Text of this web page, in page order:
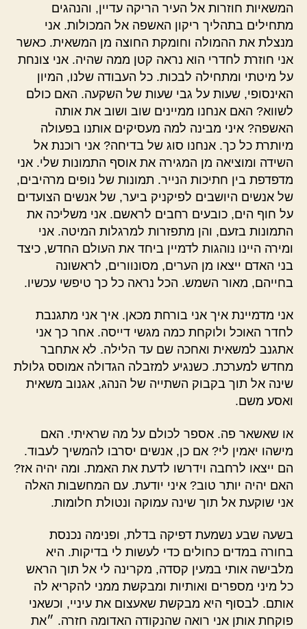
המשאיות חוזרות אל העיר הריקה עדיין, והנהגים
מתחילים בתהליך ריקון האשפה אל המכולות. אני
מנצלת את ההמולה וחומקת החוצה מן המשאית. כאשר
אני חוזרת לחדרי הוא נראה קטן ממה שהיה. אני צונחת
על מיטתי ומתחילה לבכות. כל העבודה שלנו, המיון
האינסופי, שעות על גבי שעות של השקעה. האם כולם
לשווא? האם אנחנו ממיינים שוב ושוב את אותה
האשפה? איני מבינה למה מעסיקים אותנו בפעולה
מיותרת כל כך. אנחנו סוג של בדיחה? אני רוכנת אל
השידה ומוציאה מן המגירה את אוסף התמונות שלי. אני
מדפדפת בין חתיכות הנייר. תמונות של נופים מרהיבים,
של אנשים היושבים לפיקניק ביער, של אנשים הצועדים
על חוף הים, כובעים רחבים לראשם. אני משליכה את
התמונות בזעם, והן מתפזרות למרגלות המיטה. אני
ומירה היינו נוהגות לדמיין ביחד את העולם החדש, כיצד
בני האדם ייצאו מן הערים, מסונוורים, לראשונה
בחייהם, מאור השמש. הכל נראה כל כך טיפשי עכשיו.
אני מדמיינת איך אני בורחת מכאן. איך אני מתגנבת
לחדר האוכל ולוקחת כמה מגשי דייסה. אחר כך אני
אתגנב למשאית ואחכה שם עד הלילה. לא אתחבר
מחדש למערכת. כשנגיע למזבלה הגדולה אמוסס גלולת
שינה אל תוך בקבוק השתייה של הנהג, אגנוב משאית
ואסע משם.
או שאשאר פה. אספר לכולם על מה שראיתי. האם
מישהו יאמין לי? אם כן, אנשים יסרבו להמשיך לעבוד.
הם ייצאו לרחבה וידרשו לדעת את האמת. ומה יהיה אז?
האם יהיה יותר טוב? איני יודעת. עם המחשבות האלה
אני שוקעת אל תוך שינה עמוקה ונטולת חלומות.
בשעה שבע נשמעת דפיקה בדלת, ופנימה נכנסת
בחורה במדים כחולים כדי לעשות לי בדיקות. היא
מלבישה אותי במעין קסדה, מקרינה לי אל תוך הראש
כל מיני מספרים ואותיות ומבקשת ממני להקריא לה
אותם. לבסוף היא מבקשת שאעצום את עיניי, וכשאני
פוקחת אותן אני רואה שהנקודה האדומה חזרה. ״את